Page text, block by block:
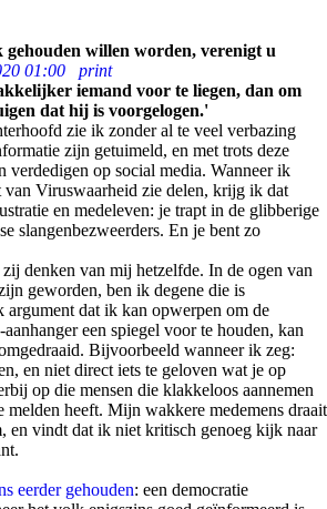
gehouden willen worden, verenigt u
01:00
print
iemand voor te liegen, dan om
dat hij is voorgelogen.'
zie ik zonder al te veel verbazing
zijn getuimeld, en met trots deze
verdedigen op social media. Wanneer ik
van Viruswaarheid zie delen, krijg ik dat
en medeleven: je trapt in de glibberige
slangenbezweerders. En je bent zo
denken van mij hetzelfde. In de ogen van
geworden, ben ik degene die is
dat ik kan opwerpen om de
een spiegel voor te houden, kan
Bijvoorbeeld wanneer ik zeg:
en niet direct iets te geloven wat je op
op die mensen die klakkeloos aannemen
melden heeft. Mijn wakkere medemens draait
en vindt dat ik niet kritisch genoeg kijk naar
eerder gehouden: een democratie